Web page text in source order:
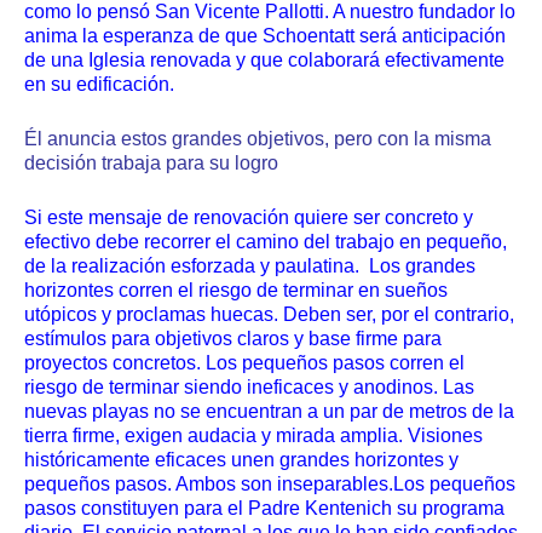
como lo pensó San Vicente Pallotti. A nuestro fundador lo
anima la esperanza de que Schoentatt será anticipación
de una Iglesia renovada y que colaborará efectivamente
en su edificación.
Él anuncia estos grandes objetivos, pero con la misma
decisión trabaja para su logro
Si este mensaje de renovación quiere ser concreto y
efectivo debe recorrer el camino del trabajo en pequeño,
de la realización esforzada y paulatina. Los grandes
horizontes corren el riesgo de terminar en sueños
utópicos y proclamas huecas. Deben ser, por el contrario,
estímulos para objetivos claros y base firme para
proyectos concretos. Los pequeños pasos corren el
riesgo de terminar siendo ineficaces y anodinos. Las
nuevas playas no se encuentran a un par de metros de la
tierra firme, exigen audacia y mirada amplia. Visiones
históricamente eficaces unen grandes horizontes y
pequeños pasos. Ambos son inseparables.Los pequeños
pasos constituyen para el Padre Kentenich su programa